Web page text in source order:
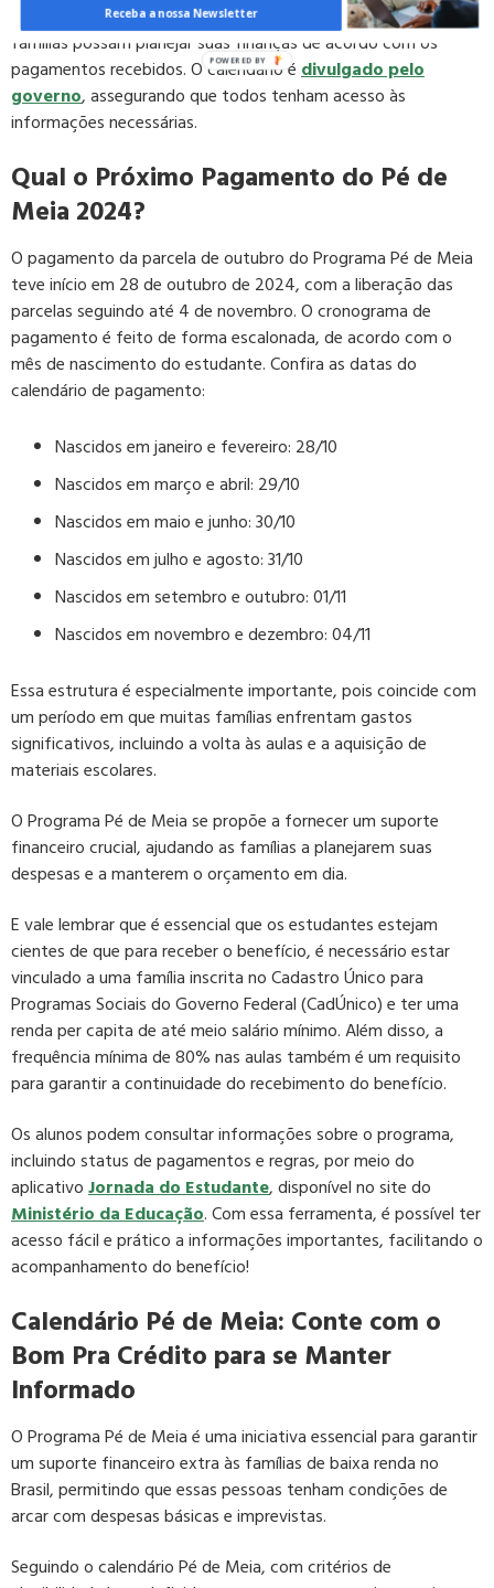
Essas datas são essenciais para que os estudantes e suas
famílias possam planejar suas finanças de acordo com os
pagamentos recebidos. O calendário édivulgado pelo
governo, assegurando que todos tenham acesso às
informações necessárias.
Qual o Próximo Pagamento do Pé de
Meia 2024?
O pagamento da parcela de outubro do Programa Pé de Meia
teve início em 28 de outubro de 2024, com a liberação das
parcelas seguindo até 4 de novembro. O cronograma de
pagamento é feito de forma escalonada, de acordo com o
mês de nascimento do estudante. Confira as datas do
calendário de pagamento:
Nascidos em janeiro e fevereiro: 28/10
Nascidos em março e abril: 29/10
Nascidos em maio e junho: 30/10
Nascidos em julho e agosto: 31/10
Nascidos em setembro e outubro: 01/11
Nascidos em novembro e dezembro: 04/11
Essa estrutura é especialmente importante, pois coincide com
um período em que muitas famílias enfrentam gastos
significativos, incluindo a volta às aulas e a aquisição de
materiais escolares.
O Programa Pé de Meia se propõe a fornecer um suporte
financeiro crucial, ajudando as famílias a planejarem suas
despesas e a manterem o orçamento em dia.
E vale lembrar que é essencial que os estudantes estejam
cientes de que para receber o benefício, é necessário estar
vinculado a uma família inscrita no Cadastro Único para
Programas Sociais do Governo Federal (CadÚnico) e ter uma
renda per capita de até meio salário mínimo. Além disso, a
frequência mínima de 80% nas aulas também é um requisito
para garantir a continuidade do recebimento do benefício.
Os alunos podem consultar informações sobre o programa,
incluindo status de pagamentos e regras, por meio do
aplicativoJornada do Estudante, disponível no site do
Ministério da Educação. Com essa ferramenta, é possível ter
acesso fácil e prático a informações importantes, facilitando o
acompanhamento do benefício!
Calendário Pé de Meia: Conte com o
Bom Pra Crédito para se Manter
Informado
O Programa Pé de Meia é uma iniciativa essencial para garantir
um suporte financeiro extra às famílias de baixa renda no
Brasil, permitindo que essas pessoas tenham condições de
arcar com despesas básicas e imprevistas.
Seguindo o calendário Pé de Meia, com critérios de
Receba a nossa Newsletter